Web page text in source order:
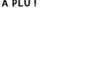
PLU !